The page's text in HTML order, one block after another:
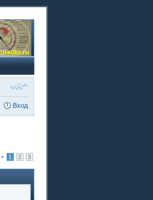
Вход
• 1 2 3